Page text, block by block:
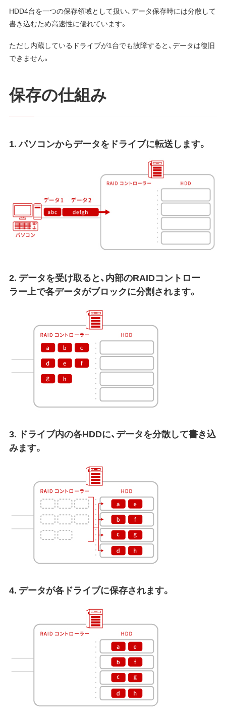
HDD4台を一つの保存領域として扱い、データ保存時には分散して
書き込むため高速性に優れています。
ただし内蔵しているドライブが1台でも故障すると、データは復旧
できません。
保存の仕組み
1. パソコンからデータをドライブに転送します。
2. データを受け取ると、内部のRAIDコントロー
ラー上で各データがブロックに分割されます。
3. ドライブ内の各HDDに、データを分散して書き込
みます。
4. データが各ドライブに保存されます。